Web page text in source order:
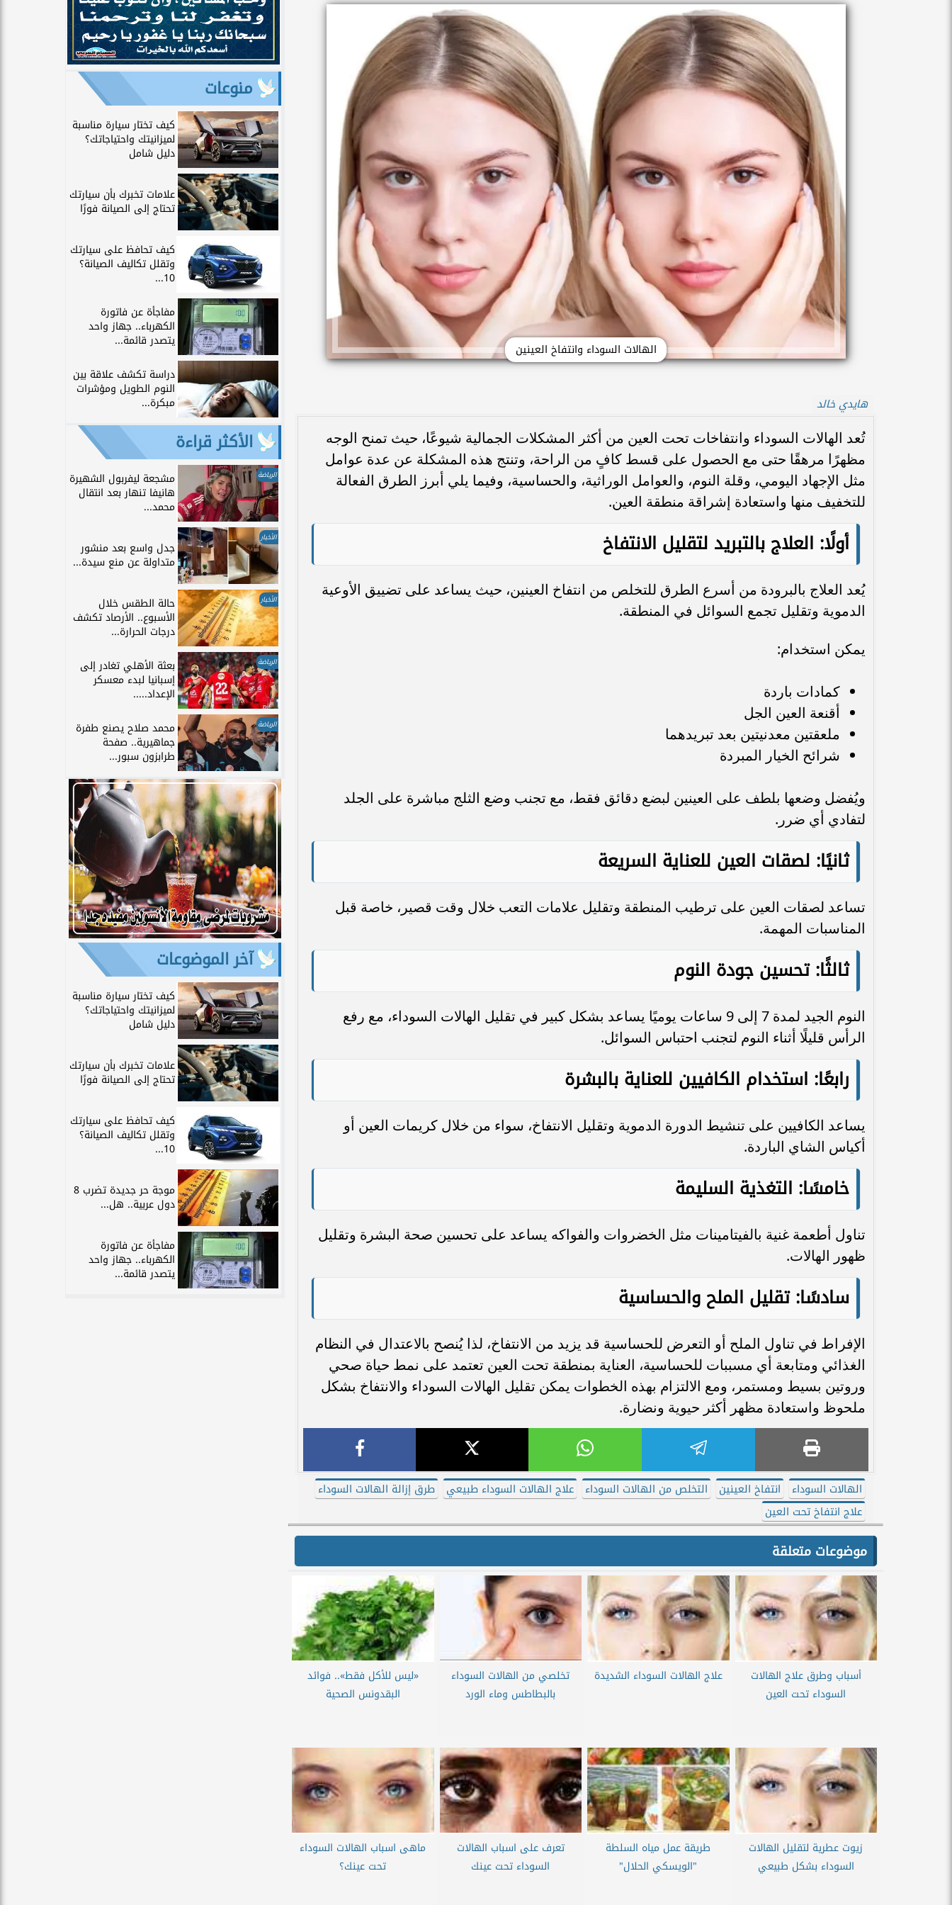
الهالات السوداء وانتفاخ العينين
هايدي خالد
تُعد الهالات السوداء وانتفاخات تحت العين من أكثر المشكلات الجمالية شيوعًا، حيث تمنح الوجه
مظهرًا مرهقًا حتى مع الحصول على قسط كافٍ من الراحة، وتنتج هذه المشكلة عن عدة عوامل
مثل الإجهاد اليومي، وقلة النوم، والعوامل الوراثية، والحساسية، وفيما يلي أبرز الطرق الفعالة
للتخفيف منها واستعادة إشراقة منطقة العين.
أولًا: العلاج بالتبريد لتقليل الانتفاخ
يُعد العلاج بالبرودة من أسرع الطرق للتخلص من انتفاخ العينين، حيث يساعد على تضييق الأوعية
الدموية وتقليل تجمع السوائل في المنطقة.
يمكن استخدام:
كمادات باردة
أقنعة العين الجل
ملعقتين معدنيتين بعد تبريدهما
شرائح الخيار المبردة
ويُفضل وضعها بلطف على العينين لبضع دقائق فقط، مع تجنب وضع الثلج مباشرة على الجلد
لتفادي أي ضرر.
ثانيًا: لصقات العين للعناية السريعة
تساعد لصقات العين على ترطيب المنطقة وتقليل علامات التعب خلال وقت قصير، خاصة قبل
المناسبات المهمة.
ثالثًا: تحسين جودة النوم
النوم الجيد لمدة 7 إلى 9 ساعات يوميًا يساعد بشكل كبير في تقليل الهالات السوداء، مع رفع
الرأس قليلًا أثناء النوم لتجنب احتباس السوائل.
رابعًا: استخدام الكافيين للعناية بالبشرة
يساعد الكافيين على تنشيط الدورة الدموية وتقليل الانتفاخ، سواء من خلال كريمات العين أو
أكياس الشاي الباردة.
خامسًا: التغذية السليمة
تناول أطعمة غنية بالفيتامينات مثل الخضروات والفواكه يساعد على تحسين صحة البشرة وتقليل
ظهور الهالات.
سادسًا: تقليل الملح والحساسية
الإفراط في تناول الملح أو التعرض للحساسية قد يزيد من الانتفاخ، لذا يُنصح بالاعتدال في النظام
الغذائي ومتابعة أي مسببات للحساسية، العناية بمنطقة تحت العين تعتمد على نمط حياة صحي
وروتين بسيط ومستمر، ومع الالتزام بهذه الخطوات يمكن تقليل الهالات السوداء والانتفاخ بشكل
ملحوظ واستعادة مظهر أكثر حيوية ونضارة.
الهالات السوداء انتفاخ العينين التخلص من الهالات السوداء علاج الهالات السوداء طبيعي
طرق إزالة الهالات السوداء
علاج انتفاخ تحت العين
موضوعات متعلقة
أسباب وطرق علاج الهالات
السوداء تحت العين
علاج الهالات السوداء الشديدة
تخلصي من الهالات السوداء
بالبطاطس وماء الورد
«ليس للأكل فقط».. فوائد
البقدونس الصحية
زيوت عطرية لتقليل الهالات
السوداء بشكل طبيعي
طريقة عمل مياه السلطة
"الويسكي الحلال"
تعرف على اسباب الهالات
السوداء تحت عينك
ماهى اسباب الهالات السوداء
تحت عينك؟
منوعات
كيف تختار سيارة مناسبة
لميزانيتك واحتياجاتك؟
دليل شامل
علامات تخبرك بأن سيارتك
تحتاج إلى الصيانة فورًا
كيف تحافظ على سيارتك
وتقلل تكاليف الصيانة؟
10...
مفاجأة عن فاتورة
الكهرباء.. جهاز واحد
يتصدر قائمة...
دراسة تكشف علاقة بين
النوم الطويل ومؤشرات
مبكرة...
الأكثر قراءة
الرياضة مشجعة ليفربول الشهيرة
هانيفا تنهار بعد انتقال
محمد...
الأخبار
جدل واسع بعد منشور
متداولة عن منع سيدة...
الأخبار حالة الطقس خلال
الأسبوع.. الأرصاد تكشف
درجات الحرارة...
الرياضة بعثة الأهلي تغادر إلى
إسبانيا لبدء معسكر
الإعداد.....
الرياضة محمد صلاح يصنع طفرة
جماهيرية.. صفحة
طرابزون سبور...
آخر الموضوعات
كيف تختار سيارة مناسبة
لميزانيتك واحتياجاتك؟
دليل شامل
علامات تخبرك بأن سيارتك
تحتاج إلى الصيانة فورًا
كيف تحافظ على سيارتك
وتقلل تكاليف الصيانة؟
10...
موجة حر جديدة تضرب 8
دول عربية.. هل...
مفاجأة عن فاتورة
الكهرباء.. جهاز واحد
يتصدر قائمة...